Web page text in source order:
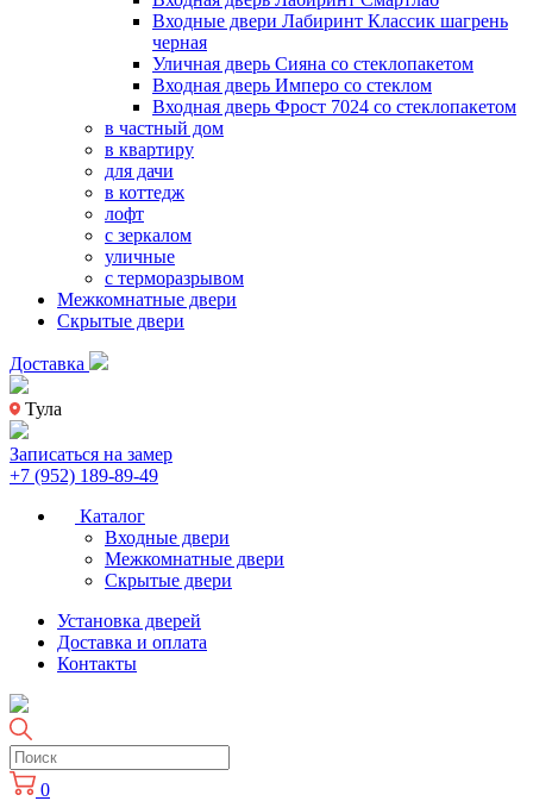
Входные двери Лабиринт Классик шагрень
черная
Уличная дверь Сияна со стеклопакетом
Входная дверь Имперо со стеклом
Входная дверь Фрост 7024 со стеклопакетом
в частный дом
в квартиру
для дачи
в коттедж
лофт
с зеркалом
уличные
с терморазрывом
Межкомнатные двери
Скрытые двери
Доставка
Тула
Записаться на замер
+7 (952) 189-89-49
Каталог
Входные двери
Межкомнатные двери
Скрытые двери
Установка дверей
Доставка и оплата
Контакты
0